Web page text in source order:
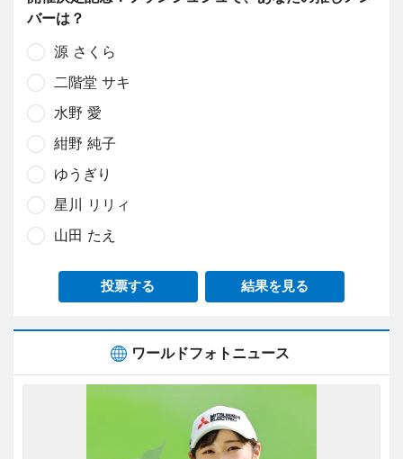
バーは？
源 さくら
二階堂 サキ
水野 愛
紺野 純子
ゆうぎり
星川 リリィ
山田 たえ
投票する 結果を見る
ワールドフォトニュース